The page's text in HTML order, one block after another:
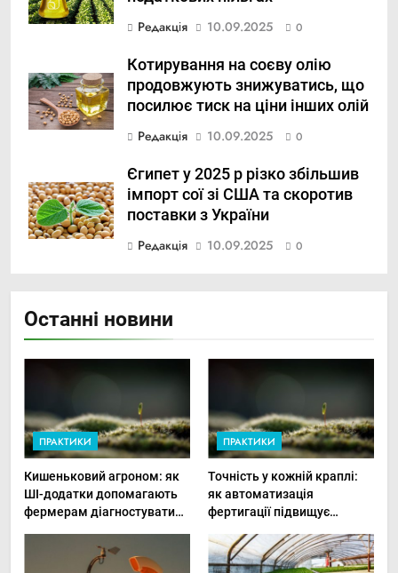
Редакція
10.09.2025 0
Котирування на соєву олію
продовжують знижуватись, що
посилює тиск на ціни інших олій
Редакція
10.09.2025 0
Єгипет у 2025 р різко збільшив
імпорт сої зі США та скоротив
поставки з України
Редакція
10.09.2025 0
Останні новини
ПРАКТИКИ
Кишеньковий агроном: як
ШІ-додатки допомагають
фермерам діагностувати
ПРАКТИКИ
Точність у кожній краплі:
як автоматизація
фертигації підвищує